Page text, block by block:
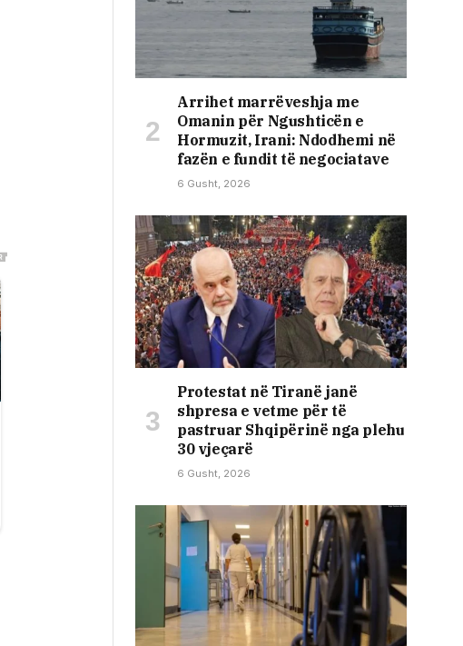
Arrihet marrëveshja me
Omanin për Ngushticën e
Hormuzit, Irani: Ndodhemi në
fazën e fundit të negociatave
6 Gusht, 2026
Protestat në Tiranë janë
shpresa e vetme për të
pastruar Shqipërinë nga plehu
30 vjeçarë
6 Gusht, 2026